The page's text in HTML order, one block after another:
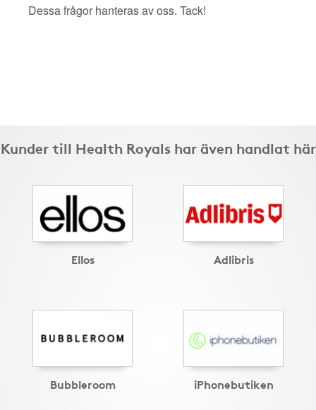
Dessa frågor hanteras av oss. Tack!
Kunder till Health Royals har även handlat här
Ellos Adlibris
Bubbleroom iPhonebutiken